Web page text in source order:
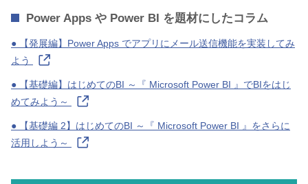
Power Apps や Power BI を題材にしたコラム
● 【発展編】Power Apps でアプリにメール送信機能を実装してみ
よう
● 【基礎編】はじめてのBI ～『 Microsoft Power BI 』でBIをはじ
めてみよう～
● 【基礎編 2】はじめてのBI ～『 Microsoft Power BI 』をさらに
活用しよう～